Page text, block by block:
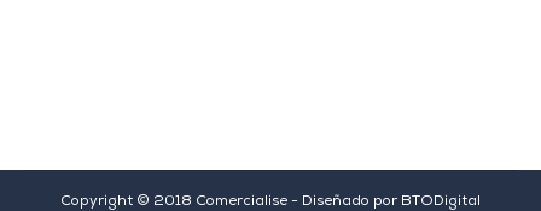
Copyright © 2018 Comercialise - Diseñado por BTODigital